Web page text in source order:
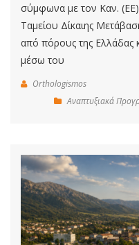
σύμφωνα με τον Καν.
Ταμείου Δίκαιης
από πόρους της Ελλάδας
μέσω του
Orthologismos
Αναπτυξιακά